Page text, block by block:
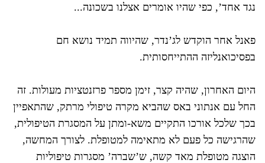
נגד אחד’, כפי שהיו אומרים אצלנו בשכונה...
פאנל אחר הוקדש לג’נדר, שהיווה תמיד נושא חם
בפסיכואנליזה ההתייחסותית.
היום האחרון, שהיה קצר, זימן מספר פרזנטציות מעולות. זה
החל עם אנתוני באס שהביא מקרה טיפולי מרתק, שהתאפיין
בכך שלכל אורכו התקיים משא-ומתן על המסגרת הטיפולית,
שהרגישה כל פעם לא מתאימה למטופלת. לצורך המחשה,
הוצגה מטופלת מאד קשה, ש’שברה’ מסגרות טיפוליות